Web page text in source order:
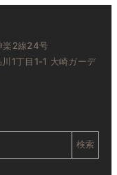
2線24号
1丁目1-1 大崎ガーデ
検索